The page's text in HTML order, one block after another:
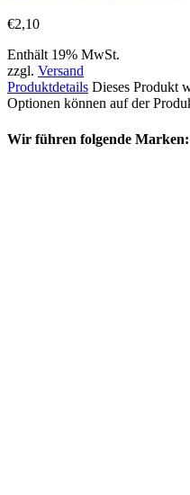
€2,10
Enthält 19% MwSt.
zzgl. Versand
Produktdetails Dieses Produkt
Optionen können auf der
Wir führen folgende Marken: